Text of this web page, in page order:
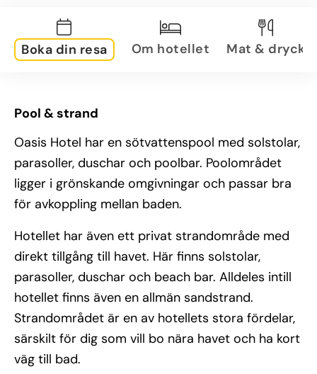
Boka din resa Om hotellet Mat & dryck
Pool & strand
Oasis Hotel har en sötvattenspool med solstolar,
parasoller, duschar och poolbar. Poolområdet
ligger i grönskande omgivningar och passar bra
för avkoppling mellan baden.
Hotellet har även ett privat strandområde med
direkt tillgång till havet. Här finns solstolar,
parasoller, duschar och beach bar. Alldeles intill
hotellet finns även en allmän sandstrand.
Strandområdet är en av hotellets stora fördelar,
särskilt för dig som vill bo nära havet och ha kort
väg till bad.